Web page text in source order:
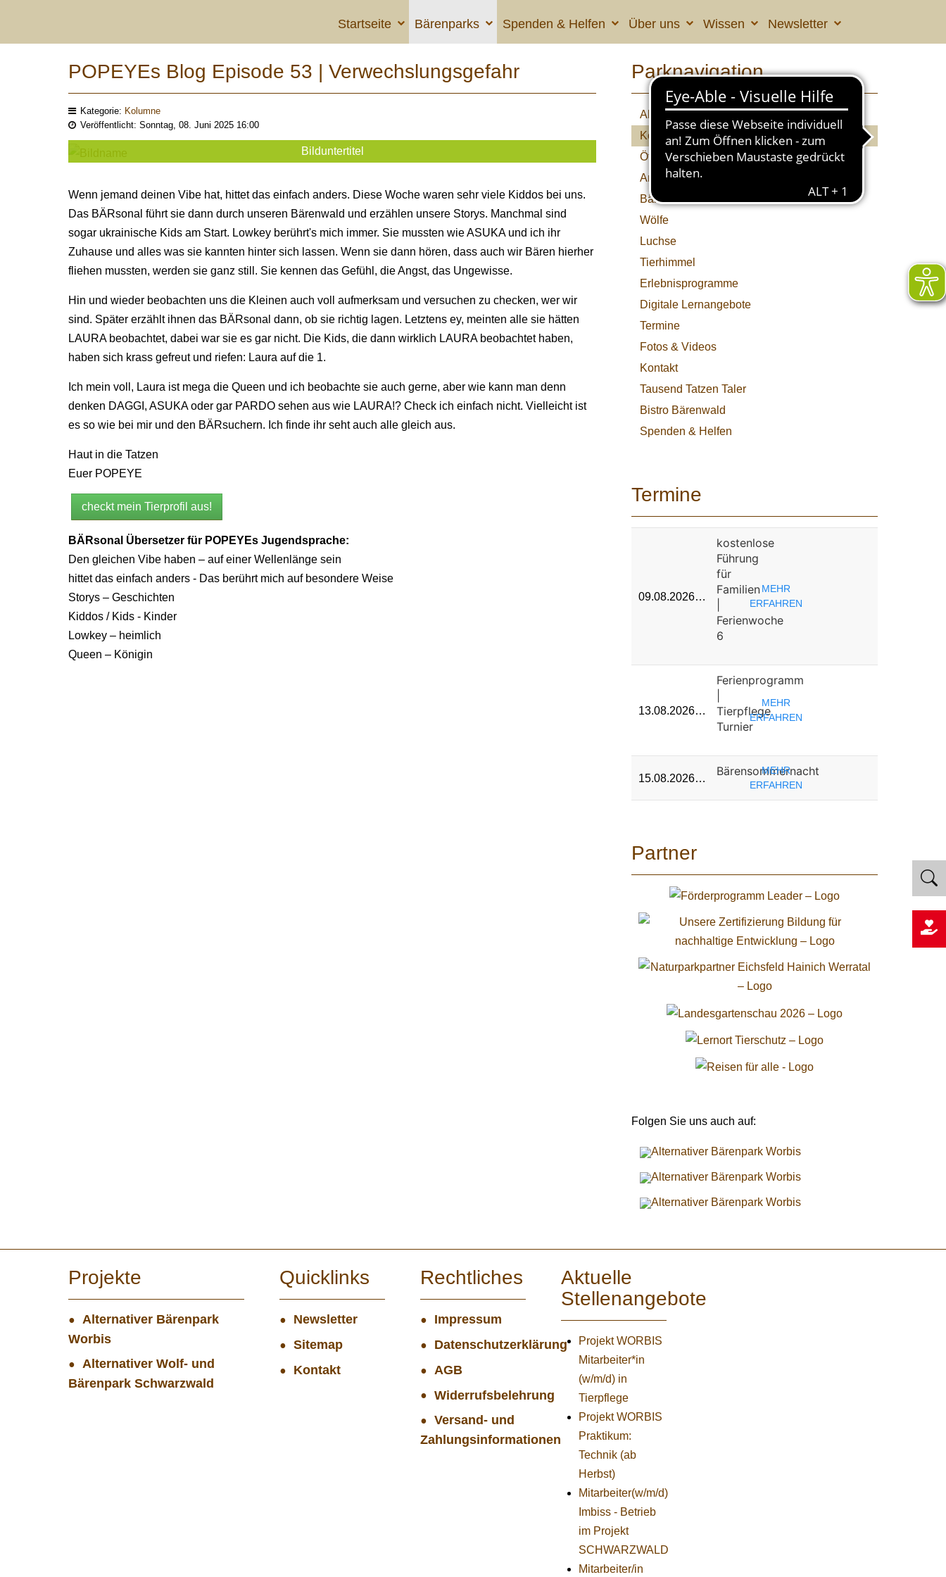
Startseite Bärenparks Spenden & Helfen Über uns Wissen Newsletter
POPEYEs Blog Episode 53 | Verwechslungsgefahr
Kategorie: Kolumne
Veröffentlicht: Sonntag, 08. Juni 2025 16:00
Bilduntertitel
Wenn jemand deinen Vibe hat, hittet das einfach anders. Diese Woche waren sehr viele Kiddos bei uns.
Das BÄRsonal führt sie dann durch unseren Bärenwald und erzählen unsere Storys. Manchmal sind
sogar ukrainische Kids am Start. Lowkey berührt's mich immer. Sie mussten wie ASUKA und ich ihr
Zuhause und alles was sie kannten hinter sich lassen. Wenn sie dann hören, dass auch wir Bären hierher
fliehen mussten, werden sie ganz still. Sie kennen das Gefühl, die Angst, das Ungewisse.
Hin und wieder beobachten uns die Kleinen auch voll aufmerksam und versuchen zu checken, wer wir
sind. Später erzählt ihnen das BÄRsonal dann, ob sie richtig lagen. Letztens ey, meinten alle sie hätten
LAURA beobachtet, dabei war sie es gar nicht. Die Kids, die dann wirklich LAURA beobachtet haben,
haben sich krass gefreut und riefen: Laura auf die 1.
Ich mein voll, Laura ist mega die Queen und ich beobachte sie auch gerne, aber wie kann man denn
denken DAGGI, ASUKA oder gar PARDO sehen aus wie LAURA!? Check ich einfach nicht. Vielleicht ist
es so wie bei mir und den BÄRsuchern. Ich finde ihr seht auch alle gleich aus.
Haut in die Tatzen
Euer POPEYE
checkt mein Tierprofil aus!
BÄRsonal Übersetzer für POPEYEs Jugendsprache:
Den gleichen Vibe haben – auf einer Wellenlänge sein
hittet das einfach anders - Das berührt mich auf besondere Weise
Storys – Geschichten
Kiddos / Kids - Kinder
Lowkey – heimlich
Queen – Königin
Parknavigation
Aktuelles
Kolumne
Öffnungszeiten & Preise
Anfahrt
Bären
Wölfe
Luchse
Tierhimmel
Erlebnisprogramme
Digitale Lernangebote
Termine
Fotos & Videos
Kontakt
Tausend Tatzen Taler
Bistro Bärenwald
Spenden & Helfen
Termine
09.08.2026…
kostenlose
Führung
für
Familien
Ferienwoche
6
MEHR
ERFAHREN
13.08.2026…
Ferienprogramm
Tierpflege
Turnier
MEHR
ERFAHREN
15.08.2026… Bärensommernacht
MEHR
ERFAHREN
Partner
Folgen Sie uns auch auf:
Projekte
Alternativer Bärenpark
Worbis
Alternativer Wolf- und
Bärenpark Schwarzwald
Quicklinks
Newsletter
Sitemap
Kontakt
Rechtliches
Impressum
Datenschutzerklärung
AGB
Widerrufsbelehrung
Versand- und
Zahlungsinformationen
Aktuelle
Stellenangebote
Projekt WORBIS
Mitarbeiter*in
(w/m/d) in
Tierpflege
Projekt WORBIS
Praktikum:
Technik (ab
Herbst)
Mitarbeiter(w/m/d)
Imbiss - Betrieb
im Projekt
SCHWARZWALD
Mitarbeiter/in